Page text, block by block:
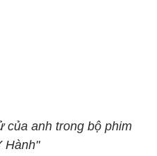
của anh trong bộ phim
Hành"